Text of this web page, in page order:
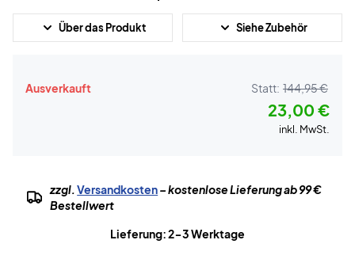
Über das Produkt Siehe Zubehör
Ausverkauft Statt: 144,95 €
23,00 €
inkl. MwSt.
zzgl.Versandkosten– kostenlose Lieferung ab 99 €
Bestellwert
Lieferung: 2-3 Werktage